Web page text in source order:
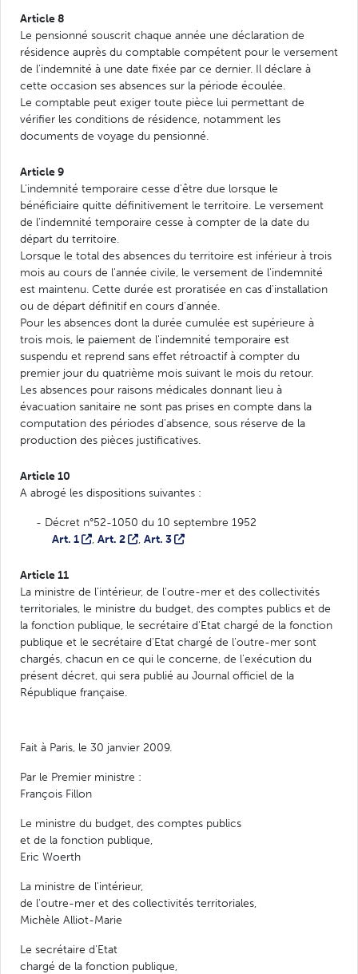
Article 8
Le pensionné souscrit chaque année une déclaration de
résidence auprès du comptable compétent pour le versement
de l'indemnité à une date fixée par ce dernier. Il déclare à
cette occasion ses absences sur la période écoulée.
Le comptable peut exiger toute pièce lui permettant de
vérifier les conditions de résidence, notamment les
documents de voyage du pensionné.
Article 9
L'indemnité temporaire cesse d'être due lorsque le
bénéficiaire quitte définitivement le territoire. Le versement
de l'indemnité temporaire cesse à compter de la date du
départ du territoire.
Lorsque le total des absences du territoire est inférieur à trois
mois au cours de l'année civile, le versement de l'indemnité
est maintenu. Cette durée est proratisée en cas d'installation
ou de départ définitif en cours d'année.
Pour les absences dont la durée cumulée est supérieure à
trois mois, le paiement de l'indemnité temporaire est
suspendu et reprend sans effet rétroactif à compter du
premier jour du quatrième mois suivant le mois du retour.
Les absences pour raisons médicales donnant lieu à
évacuation sanitaire ne sont pas prises en compte dans la
computation des périodes d'absence, sous réserve de la
production des pièces justificatives.
Article 10
A abrogé les dispositions suivantes :
- Décret n°52-1050 du 10 septembre 1952
Art. 1
, Art. 2 , Art. 3
Article 11
La ministre de l'intérieur, de l'outre-mer et des collectivités
territoriales, le ministre du budget, des comptes publics et de
la fonction publique, le secrétaire d'Etat chargé de la fonction
publique et le secrétaire d'Etat chargé de l'outre-mer sont
chargés, chacun en ce qui le concerne, de l'exécution du
présent décret, qui sera publié au Journal officiel de la
République française.
Fait à Paris, le 30 janvier 2009.
Par le Premier ministre :
François Fillon
Le ministre du budget, des comptes publics
et de la fonction publique,
Eric Woerth
La ministre de l'intérieur,
de l'outre-mer et des collectivités territoriales,
Michèle Alliot-Marie
Le secrétaire d'Etat
chargé de la fonction publique,